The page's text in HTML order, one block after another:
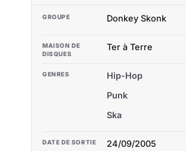
GROUPE Donkey Skonk
MAISON DE
DISQUES
Ter à Terre
GENRES
Hip-Hop
Punk
Ska
DATE DE SORTIE 24/09/2005